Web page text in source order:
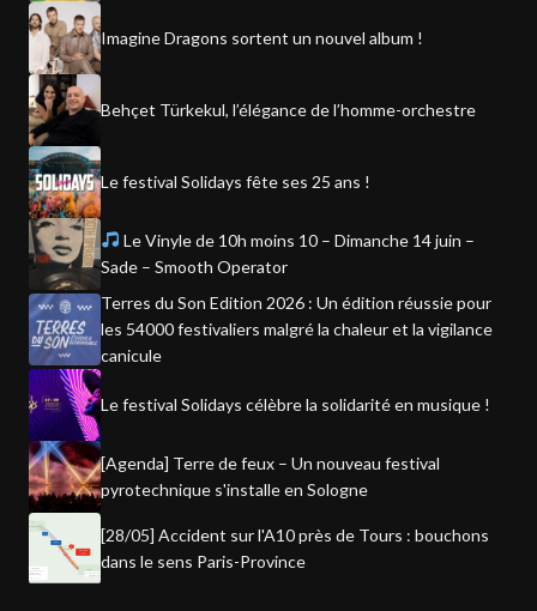
Imagine Dragons sortent un nouvel album !
Behçet Türkekul, l’élégance de l’homme-orchestre
Le festival Solidays fête ses 25 ans !
Le Vinyle de 10h moins 10 – Dimanche 14 juin –
Sade – Smooth Operator
Terres du Son Edition 2026 : Un édition réussie pour
les 54000 festivaliers malgré la chaleur et la vigilance
canicule
Le festival Solidays célèbre la solidarité en musique !
[Agenda] Terre de feux – Un nouveau festival
pyrotechnique s'installe en Sologne
[28/05] Accident sur l'A10 près de Tours : bouchons
dans le sens Paris-Province